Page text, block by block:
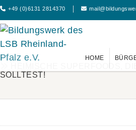
+49 (0)6131 2814370
HOME
HEIMISCHE SUPERFOODS,
SOLLTEST!